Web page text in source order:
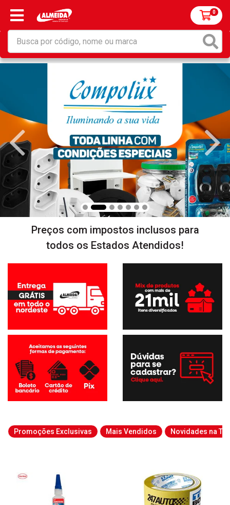
0
Preços com impostos inclusos para
todos os Estados Atendidos!
Promoções Exclusivas Mais Vendidos Novidades na